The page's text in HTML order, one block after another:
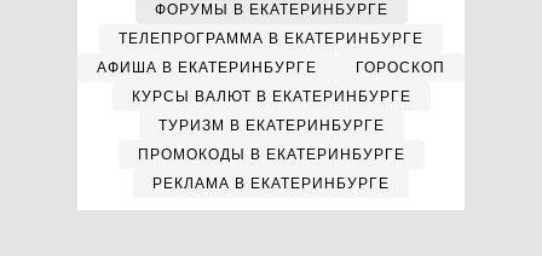
ФОРУМЫ В ЕКАТЕРИНБУРГЕ
ТЕЛЕПРОГРАММА В ЕКАТЕРИНБУРГЕ
АФИША В ЕКАТЕРИНБУРГЕ
ГОРОСКОП
КУРСЫ ВАЛЮТ В ЕКАТЕРИНБУРГЕ
ТУРИЗМ В ЕКАТЕРИНБУРГЕ
ПРОМОКОДЫ В ЕКАТЕРИНБУРГЕ
РЕКЛАМА В ЕКАТЕРИНБУРГЕ